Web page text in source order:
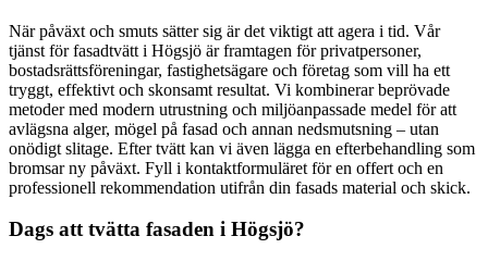
När påväxt och smuts sätter sig är det viktigt att agera i tid. Vår
tjänst för fasadtvätt i Högsjö är framtagen för privatpersoner,
bostadsrättsföreningar, fastighetsägare och företag som vill ha ett
tryggt, effektivt och skonsamt resultat. Vi kombinerar beprövade
metoder med modern utrustning och miljöanpassade medel för att
avlägsna alger, mögel på fasad och annan nedsmutsning – utan
onödigt slitage. Efter tvätt kan vi även lägga en efterbehandling som
bromsar ny påväxt. Fyll i kontaktformuläret för en offert och en
professionell rekommendation utifrån din fasads material och skick.
Dags att tvätta fasaden i Högsjö?